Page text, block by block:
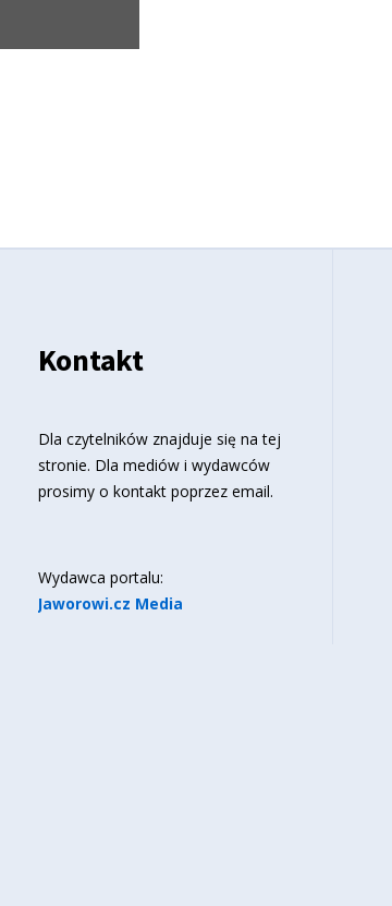
Kontakt
Dla czytelników znajduje się na tej
stronie. Dla mediów i wydawców
prosimy o kontakt poprzez email.
Wydawca portalu:
Jaworowi.cz Media